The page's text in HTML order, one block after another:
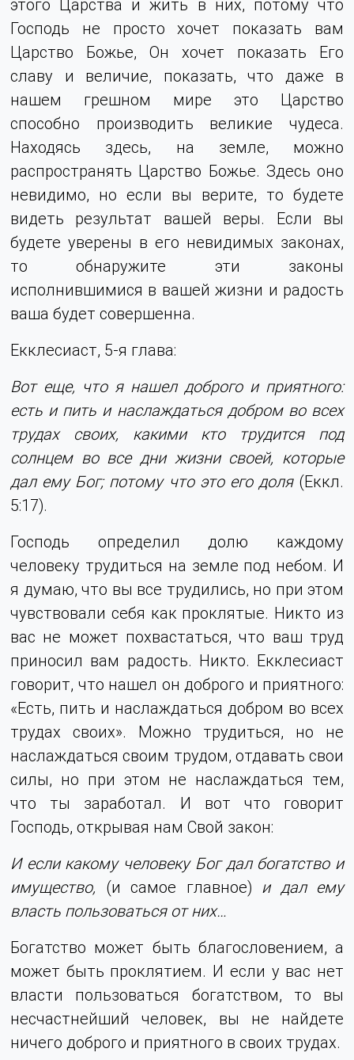
этого Царства и жить в них, потому что
Господь не просто хочет показать вам
Царство Божье, Он хочет показать Его
славу и величие, показать, что даже в
нашем грешном мире это Царство
способно производить великие чудеса.
Находясь здесь, на земле, можно
распространять Царство Божье. Здесь оно
невидимо, но если вы верите, то будете
видеть результат вашей веры. Если вы
будете уверены в его невидимых законах,
то обнаружите эти законы
исполнившимися в вашей жизни и радость
ваша будет совершенна.
Екклесиаст, 5-я глава:
Вот еще, что я нашел доброго и приятного:
есть и пить и наслаждаться добром во всех
трудах своих, какими кто трудится под
солнцем во все дни жизни своей, которые
дал ему Бог; потому что это его доля (Еккл.
5:17).
Господь определил долю каждому
человеку трудиться на земле под небом. И
я думаю, что вы все трудились, но при этом
чувствовали себя как проклятые. Никто из
вас не может похвастаться, что ваш труд
приносил вам радость. Никто. Екклесиаст
говорит, что нашел он доброго и приятного:
«Есть, пить и наслаждаться добром во всех
трудах своих». Можно трудиться, но не
наслаждаться своим трудом, отдавать свои
силы, но при этом не наслаждаться тем,
что ты заработал. И вот что говорит
Господь, открывая нам Свой закон:
И если какому человеку Бог дал богатство и
имущество, (и самое главное) и дал ему
власть пользоваться от них…
Богатство может быть благословением, а
может быть проклятием. И если у вас нет
власти пользоваться богатством, то вы
несчастнейший человек, вы не найдете
ничего доброго и приятного в своих трудах.